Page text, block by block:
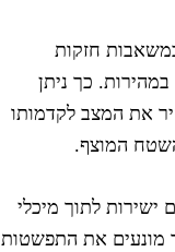
חזקות
כך ניתן
את המצב לקדמותו
המוצף.
לתוך מיכלי
את התפשטות